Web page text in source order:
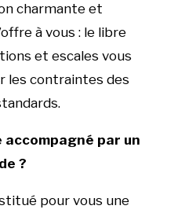
charmante et
à vous : le libre
et escales vous
les contraintes des
par un
?
pour vous une